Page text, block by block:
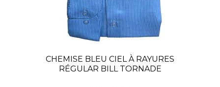
CHEMISE BLEU CIEL À RAYURES
RÉGULAR BILL TORNADE